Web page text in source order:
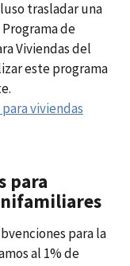
trasladar una
de
Viviendas del
este programa
viviendas
para
para la
al 1% de